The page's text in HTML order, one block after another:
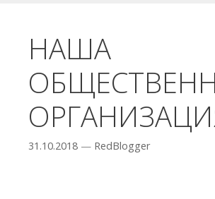
НАША
31.10.2018 — RedBlogger